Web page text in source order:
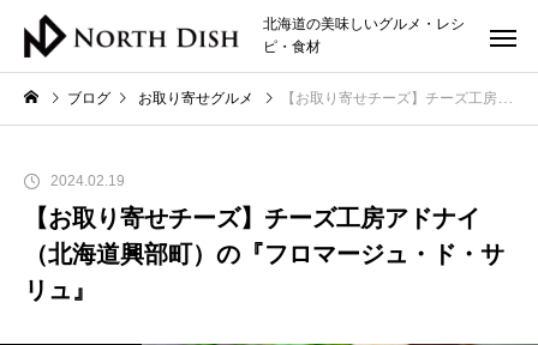
北海道の美味しいグルメ・レシ
ピ・食材
ブログ お取り寄せグルメ 【お取り寄せチーズ】チーズ工房アドナイ（北海道興部町）の『フロマージュ・ド・サリュ』
2024.02.19
【お取り寄せチーズ】チーズ工房アドナイ
（北海道興部町）の『フロマージュ・ド・サ
リュ』